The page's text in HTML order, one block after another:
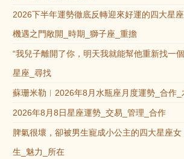
2026下半年運勢徹底反轉迎來好運的四大星
機遇之門敞開_時期_獅子座_重擔
“我兒子離開了你，明天我就能幫他重新找一
星座_尋找
蘇珊米勒︱2026年8月水瓶座月度運勢_合作_
2026年8月8日星座運勢_交易_管理_合作
脾氣很壞，卻被男生寵成小公主的四大星座
生_魅力_所在